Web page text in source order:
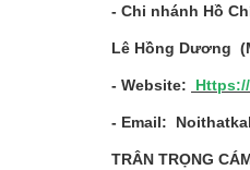
- Chi nhánh Hồ
Lê Hồng Dương
- Website:
- Email:
TRÂN TRỌNG